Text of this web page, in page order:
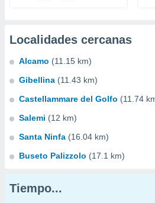
Localidades cercanas
Alcamo (11.15 km)
Gibellina (11.43 km)
Castellammare del Golfo (11.74
Salemi (12 km)
Santa Ninfa (16.04 km)
Buseto Palizzolo (17.1 km)
Tiempo...